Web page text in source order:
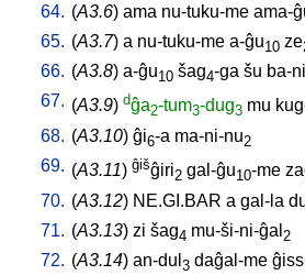
64. (A3.6) ama nu-tuku-me ama-
65. (A3.7) a nu-tuku-me a-ĝu10 ze
66. (A3.8) a-ĝu10 šag4-ga šu ba-
67. (A3.9) dĝa2-tum3-dug3 mu
68. (A3.10) ĝi6-a ma-ni-nu2
69. (A3.11) ĝišĝiri2 gal-ĝu10-me
70. (A3.12) NE.GI.BAR a gal-la
71. (A3.13) zi šag4 mu-ši-ni-ĝal 2
72. (A3.14) an-dul 3 daĝal-me